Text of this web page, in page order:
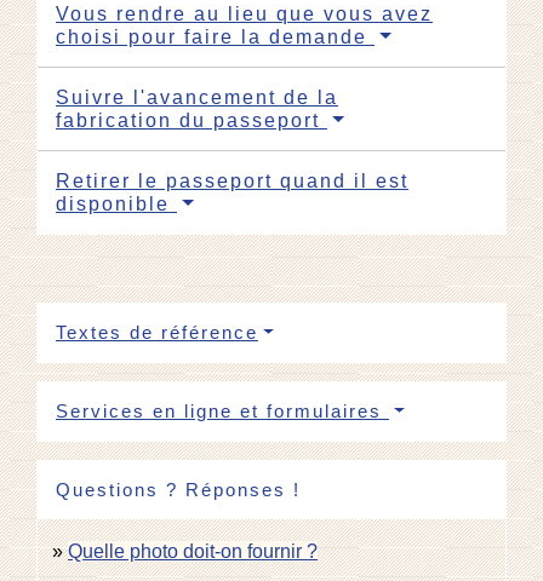
Vous rendre au lieu que vous avez
choisi pour faire la demande
Suivre l'avancement de la
fabrication du passeport
Retirer le passeport quand il est
disponible
Textes de référence
Services en ligne et formulaires
Questions ? Réponses !
Quelle photo doit-on fournir ?